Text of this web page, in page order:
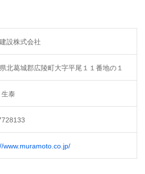
設株式会社
北葛城郡広陵町大字平尾１１番地の１
生泰
www.muramoto.co.jp/